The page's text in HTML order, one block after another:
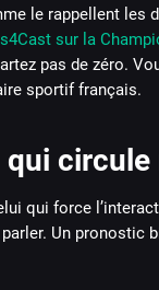
le rappellent les
sur la
pas de zéro.
sportif français.
qui force
Un pronostic